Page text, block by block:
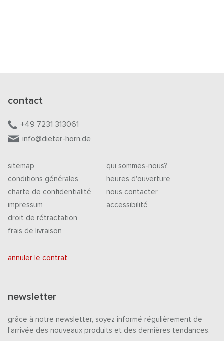
contact
+49 7231 313061
info@dieter-horn.de
sitemap
conditions générales
charte de confidentialité
impressum
droit de rétractation
frais de livraison
qui sommes-nous?
heures d'ouverture
nous contacter
accessibilité
annuler le contrat
newsletter
grâce à notre newsletter, soyez informé régulièrement de
l’arrivée des nouveaux produits et des dernières tendances.